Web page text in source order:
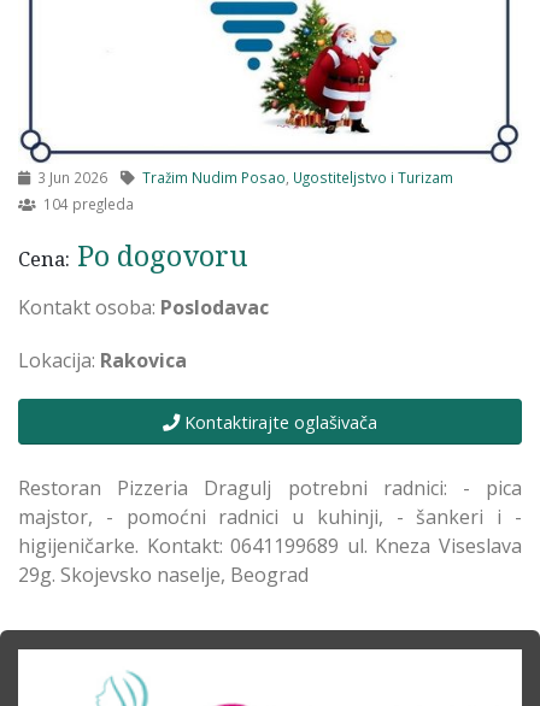
3 Jun 2026 Tražim Nudim Posao, Ugostiteljstvo i Turizam
104 pregleda
Cena: Po dogovoru
Kontakt osoba: Poslodavac
Lokacija: Rakovica
Kontaktirajte oglašivača
Restoran Pizzeria Dragulj potrebni radnici: - pica
majstor, - pomoćni radnici u kuhinji, - šankeri i -
higijeničarke. Kontakt: 0641199689 ul. Kneza Viseslava
29g. Skojevsko naselje, Beograd